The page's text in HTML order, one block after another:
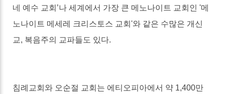
네 예수 교회 ’나 세계에서 가장 큰 메노나이트 교회인'메
노나이트 메세레 크리스토스 교회'와 같은 수많은 개신
교, 복음주의 교파들도 있다.
침례교회와 오순절 교회는 에티오피아에서 약 1,400만